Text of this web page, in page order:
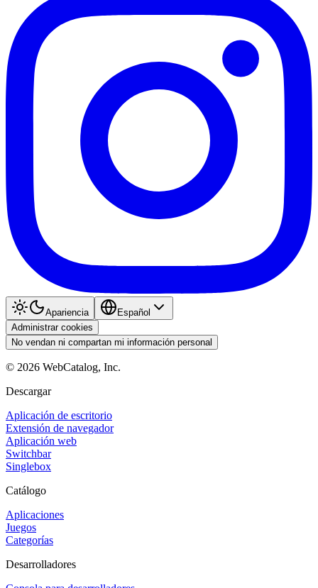
Apariencia
Español
Administrar cookies
No vendan ni compartan mi información personal
© 2026 WebCatalog, Inc.
Descargar
Aplicación de escritorio
Extensión de navegador
Aplicación web
Switchbar
Singlebox
Catálogo
Aplicaciones
Juegos
Categorías
Desarrolladores